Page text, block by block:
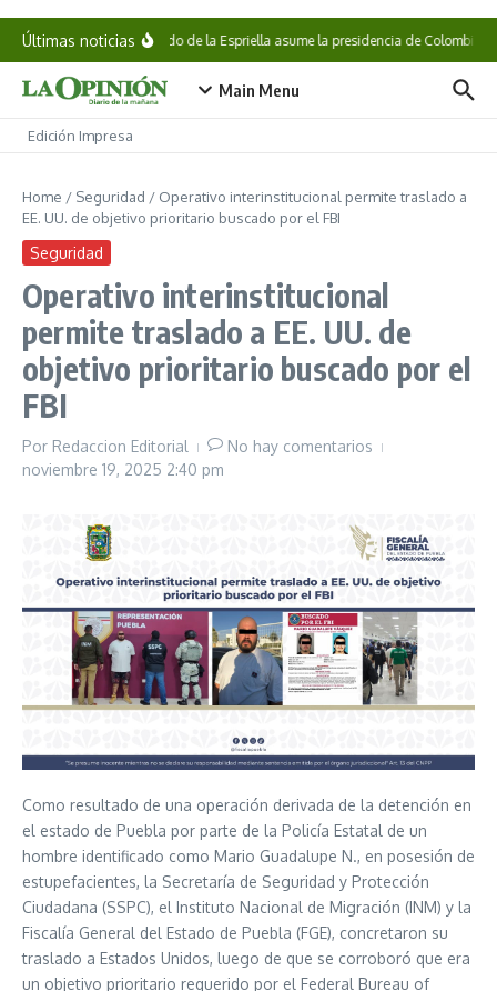
Saltar al contenido
Últimas noticiasAbelardo de la Espriella asume la presidencia de Colombia
Main Menu
Edición Impresa
Home / Seguridad / Operativo interinstitucional permite traslado a
EE. UU. de objetivo prioritario buscado por el FBI
Seguridad
Operativo interinstitucional
permite traslado a EE. UU. de
objetivo prioritario buscado por el
FBI
Por Redaccion Editorial
No hay comentarios
noviembre 19, 2025 2:40 pm
Como resultado de una operación derivada de la detención en
el estado de Puebla por parte de la Policía Estatal de un
hombre identificado como Mario Guadalupe N., en posesión de
estupefacientes, la Secretaría de Seguridad y Protección
Ciudadana (SSPC), el Instituto Nacional de Migración (INM) y la
Fiscalía General del Estado de Puebla (FGE), concretaron su
traslado a Estados Unidos, luego de que se corroboró que era
un objetivo prioritario requerido por el Federal Bureau of